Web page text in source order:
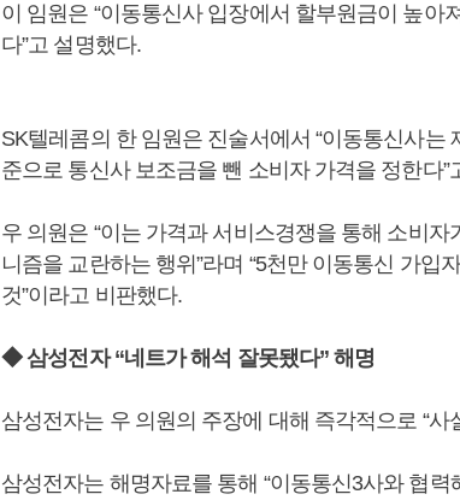
이 임원은 “이동통신사 입장에서 할부원금이 높아
다”고 설명했다.
SK텔레콤의 한 임원은 진술서에서 “이동통신사는
준으로 통신사 보조금을 뺀 소비자 가격을 정한다”
우 의원은 “이는 가격과 서비스경쟁을 통해 소비
니즘을 교란하는 행위”라며 “5천만 이동통신 가입
것”이라고 비판했다.
◆ 삼성전자 “네트가 해석 잘못됐다” 해명
삼성전자는 우 의원의 주장에 대해 즉각적으로 “사
삼성전자는 해명자료를 통해 “이동통신3사와 협